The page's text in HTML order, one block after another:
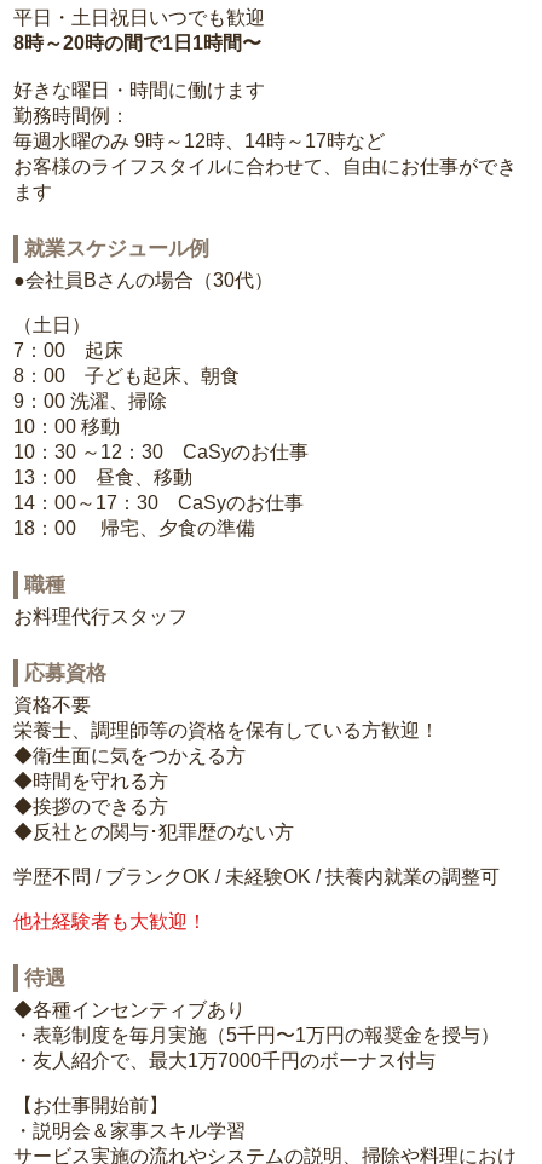
平日・土日祝日いつでも歓迎
8時～20時の間で1日1時間〜
好きな曜日・時間に働けます
勤務時間例：
毎週水曜のみ 9時～12時、14時～17時など
お客様のライフスタイルに合わせて、自由にお仕事ができ
ます
就業スケジュール例
●会社員Bさんの場合（30代）
（土日）
7：00 起床
8：00 子ども起床、朝食
9：00 洗濯、掃除
10：00 移動
10：30 ～12：30 CaSyのお仕事
13：00 昼食、移動
14：00～17：30 CaSyのお仕事
18：00 帰宅、夕食の準備
職種
お料理代行スタッフ
応募資格
資格不要
栄養士、調理師等の資格を保有している方歓迎！
◆衛生面に気をつかえる方
◆時間を守れる方
◆挨拶のできる方
◆反社との関与･犯罪歴のない方
学歴不問 / ブランクOK / 未経験OK / 扶養内就業の調整可
他社経験者も大歓迎！
待遇
◆各種インセンティブあり
・表彰制度を毎月実施（5千円〜1万円の報奨金を授与）
・友人紹介で、最大1万7000千円のボーナス付与
【お仕事開始前】
・説明会＆家事スキル学習
サービス実施の流れやシステムの説明、掃除や料理におけ